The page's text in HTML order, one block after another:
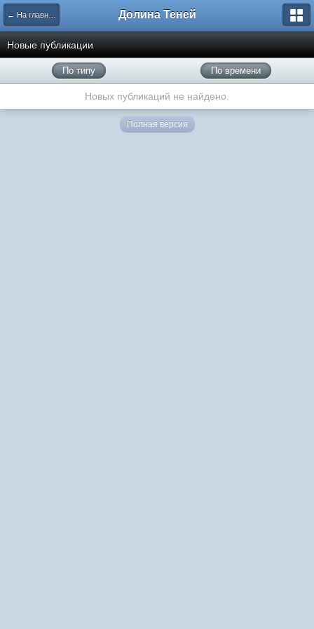
← На главную Долина Теней
Новые публикации
По типу По времени
Новых публикаций не найдено.
Полная версия